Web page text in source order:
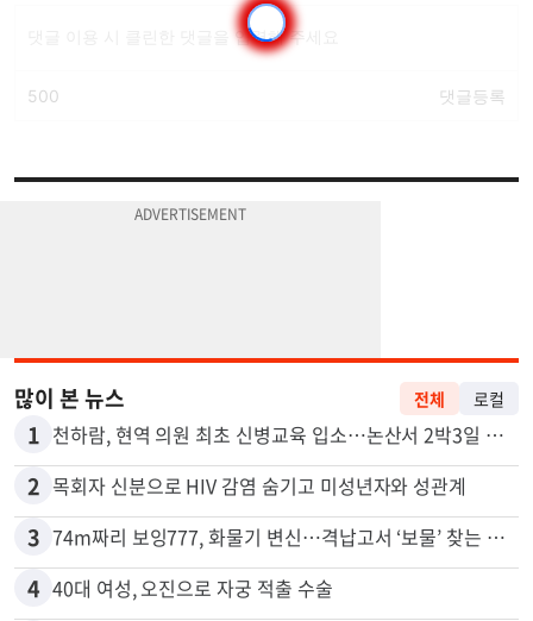
많이 본 뉴스 전체 로컬
1 천하람, 현역 의원 최초 신병교육 입소…논산서 2박3일 생활
2 목회자 신분으로 HIV 감염 숨기고 미성년자와 성관계
3 74m짜리 보잉777, 화물기 변신…격납고서 ‘보물’ 찾는 인천공항
4 40대 여성, 오진으로 자궁 적출 수술